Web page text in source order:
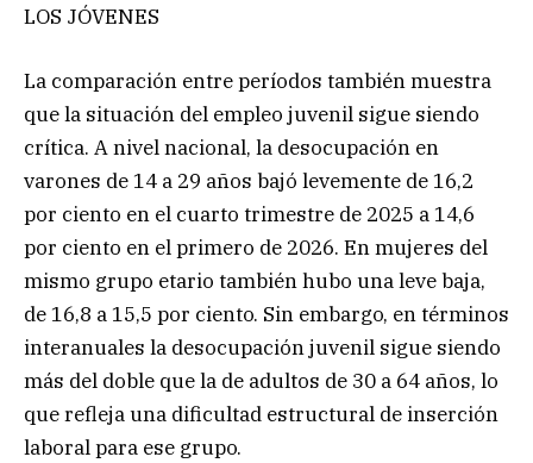
LOS JÓVENES
La comparación entre períodos también muestra
que la situación del empleo juvenil sigue siendo
crítica. A nivel nacional, la desocupación en
varones de 14 a 29 años bajó levemente de 16,2
por ciento en el cuarto trimestre de 2025 a 14,6
por ciento en el primero de 2026. En mujeres del
mismo grupo etario también hubo una leve baja,
de 16,8 a 15,5 por ciento. Sin embargo, en términos
interanuales la desocupación juvenil sigue siendo
más del doble que la de adultos de 30 a 64 años, lo
que refleja una dificultad estructural de inserción
laboral para ese grupo.